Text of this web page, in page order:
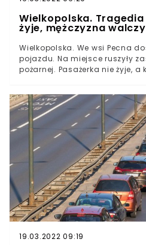
Wielkopolska.
żyje, mężczyzna
Wielkopolska. We wsi Pecna
pojazdu. Na miejsce ruszyły
pożarnej. Pasażerka nie żyje,
wpłynęło dokładnie o 04:57.
powiecie poznańskim doszło
osobowego.
19.03.2022 09:19